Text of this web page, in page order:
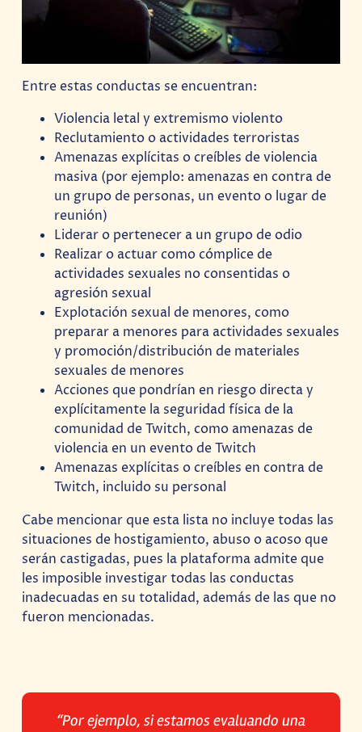
Entre estas conductas se encuentran:
Violencia letal y extremismo violento
Reclutamiento o actividades terroristas
Amenazas explícitas o creíbles de violencia
masiva (por ejemplo: amenazas en contra de
un grupo de personas, un evento o lugar de
reunión)
Liderar o pertenecer a un grupo de odio
Realizar o actuar como cómplice de
actividades sexuales no consentidas o
agresión sexual
Explotación sexual de menores, como
preparar a menores para actividades sexuales
y promoción/distribución de materiales
sexuales de menores
Acciones que pondrían en riesgo directa y
explícitamente la seguridad física de la
comunidad de Twitch, como amenazas de
violencia en un evento de Twitch
Amenazas explícitas o creíbles en contra de
Twitch, incluido su personal
Cabe mencionar que esta lista no incluye todas las
situaciones de hostigamiento, abuso o acoso que
serán castigadas, pues la plataforma admite que
les imposible investigar todas las conductas
inadecuadas en su totalidad, además de las que no
fueron mencionadas.
“Por ejemplo, si estamos evaluando una